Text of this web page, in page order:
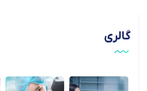
گالری